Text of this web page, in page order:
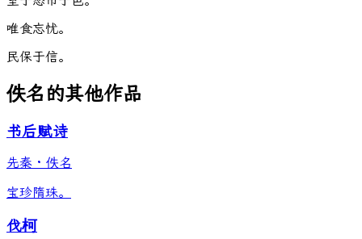
唯食忘忧。
民保于信。
佚名的其他作品
书后赋诗
先秦 · 佚名
宝珍隋珠。
伐柯